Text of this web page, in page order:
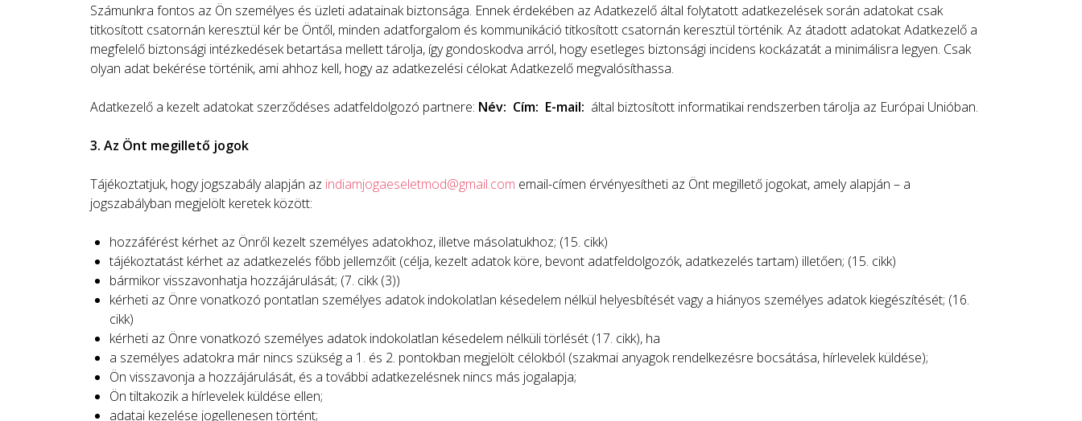
Számunkra fontos az Ön személyes és üzleti adatainak biztonsága. Ennek érdekében az Adatkezelő által folytatott adatkezelések során adatokat csak
titkosított csatornán keresztül kér be Öntől, minden adatforgalom és kommunikáció titkosított csatornán keresztül történik. Az átadott adatokat Adatkezelő a
megfelelő biztonsági intézkedések betartása mellett tárolja, így gondoskodva arról, hogy esetleges biztonsági incidens kockázatát a minimálisra legyen. Csak
olyan adat bekérése történik, ami ahhoz kell, hogy az adatkezelési célokat Adatkezelő megvalósíthassa.
Adatkezelő a kezelt adatokat szerződéses adatfeldolgozó partnere: Név: Cím: E-mail: által biztosított informatikai rendszerben tárolja az Európai Unióban.
3. Az Önt megillető jogok
Tájékoztatjuk, hogy jogszabály alapján az indiamjogaeseletmod@gmail.com email-címen érvényesítheti az Önt megillető jogokat, amely alapján – a
jogszabályban megjelölt keretek között:
hozzáférést kérhet az Önről kezelt személyes adatokhoz, illetve másolatukhoz; (15. cikk)
tájékoztatást kérhet az adatkezelés főbb jellemzőit (célja, kezelt adatok köre, bevont adatfeldolgozók, adatkezelés tartam) illetően; (15. cikk)
bármikor visszavonhatja hozzájárulását; (7. cikk (3))
kérheti az Önre vonatkozó pontatlan személyes adatok indokolatlan késedelem nélkül helyesbítését vagy a hiányos személyes adatok kiegészítését; (16.
cikk)
kérheti az Önre vonatkozó személyes adatok indokolatlan késedelem nélküli törlését (17. cikk), ha
a személyes adatokra már nincs szükség a 1. és 2. pontokban megjelölt célokból (szakmai anyagok rendelkezésre bocsátása, hírlevelek küldése);
Ön visszavonja a hozzájárulását, és a további adatkezelésnek nincs más jogalapja;
Ön tiltakozik a hírlevelek küldése ellen;
adatai kezelése jogellenesen történt;